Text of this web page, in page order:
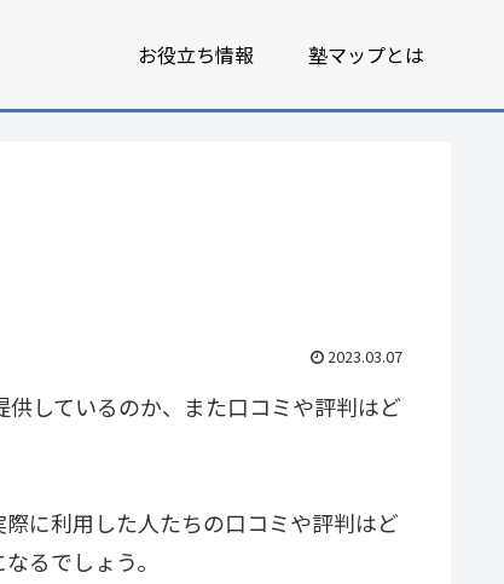
お役立ち情報 塾マップとは
2023.03.07
しているのか、また口コミや評判はど
に利用した人たちの口コミや評判はど
るでしょう。